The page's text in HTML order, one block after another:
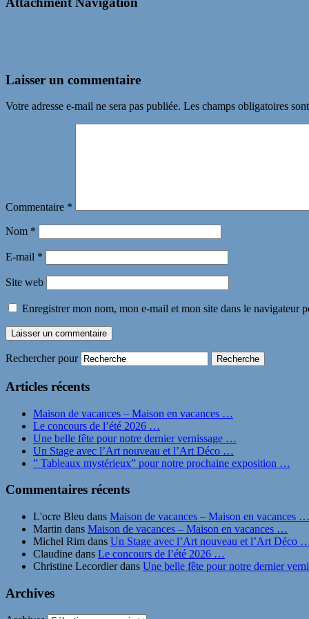
Laisser un commentaire
Votre adresse e-mail ne sera pas publiée. Les champs obligatoires
Commentaire *
Nom *
E-mail *
Site web
Enregistrer mon nom, mon e-mail et mon site dans le navigateur
Rechercher pour
Articles récents
Maison de vacances – Maison en vacances …
Le concours de l’été 2026 …
Une belle fête pour notre dernier vernissage …
Un Stage avec l’Art nouveau et l’Art Déco …
” Tableaux mystérieux” pour notre prochaine exposition …
Commentaires récents
L'ocre Bleu dans Maison de vacances – Maison en vacances …
Martin dans Maison de vacances – Maison en vacances …
Michel Rim dans Un Stage avec l’Art nouveau et l’Art Déco …
Claudine dans Le concours de l’été 2026 …
Christine Lecordierdans Une belle fête pour notre dernier
Archives